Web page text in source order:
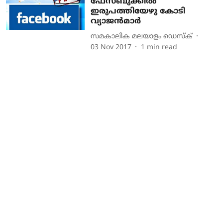
ഇരുപത്തിയേഴു കോടി
വ്യാജന്‍മാര്‍
സമകാലിക മലയാളം ഡെസ്ക്
03 Nov 2017
1 min read